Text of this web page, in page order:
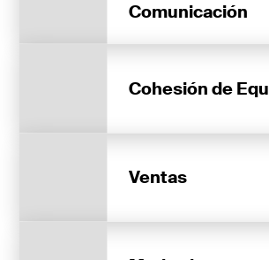
Comunicación
Cohesión de
Ventas